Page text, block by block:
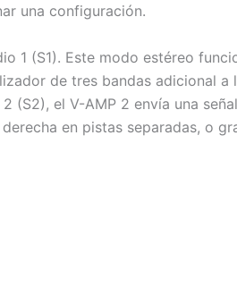
una configuración.
1 (S1). Este modo estéreo
de tres bandas adicional
(S2), el V-AMP 2 envía una
en pistas separadas, o